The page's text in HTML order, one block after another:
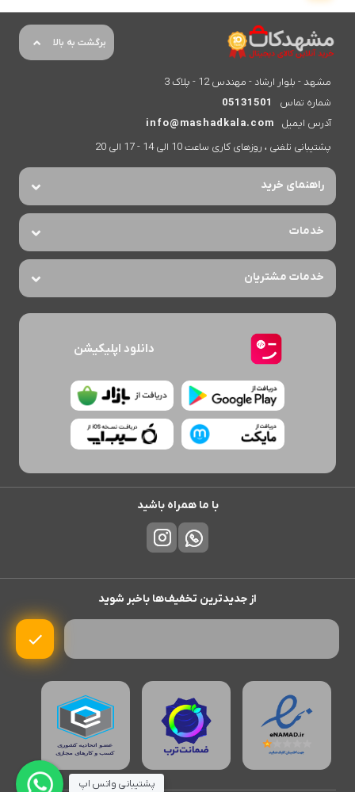
برگشت به بالا
مشهد - بلوار ارشاد - مهندس 12 - پلاک 3
شماره تماس
05131501
آدرس ایمیل
info@mashadkala.com
پشتیبانی تلفنی ، روزهای کاری ساعت 10 الی 14 - 17 الی 20
راهنمای خرید
خدمات
خدمات مشتریان
دانلود اپلیکیشن
با ما همراه باشید
از جدیدترین تخفیف‌ها باخبر شوید
پشتیبانی واتس اپ